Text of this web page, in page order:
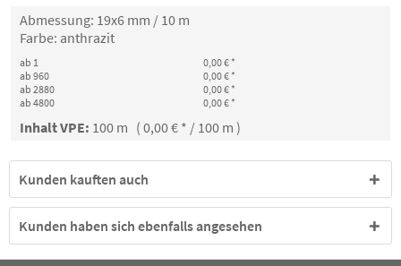
Abmessung: 19x6 mm / 10 m
Farbe: anthrazit
ab 1
0,00 € *
ab 960
0,00 € *
ab 2880
0,00 € *
ab 4800
0,00 € *
Inhalt VPE: 100 m ( 0,00 € * / 100 m )
Kunden kauften auch
Kunden haben sich ebenfalls angesehen